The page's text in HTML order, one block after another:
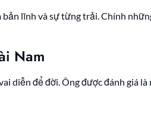
lĩnh và sự từng trải. Chính
Nam
diễn để đời. Ông được đánh giá